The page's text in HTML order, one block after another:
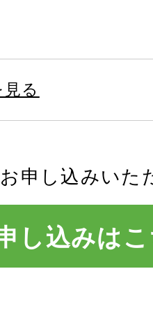
る
申し込みいた
し込みはこ